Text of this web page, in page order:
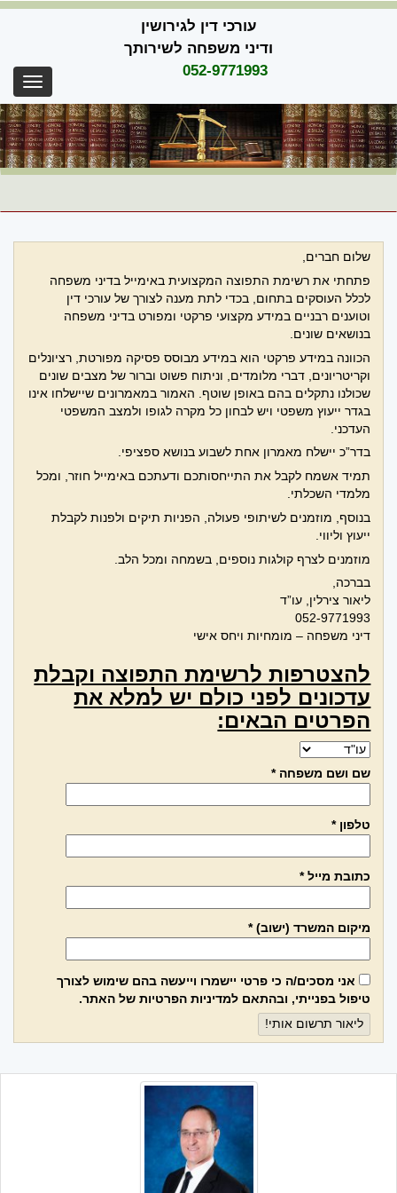
Skip
עורכי דין לגירושין
ודיני משפחה לשירותך
052-9771993
שלום חברים,
פתחתי את רשימת התפוצה המקצועית באימייל בדיני משפחה
לכלל העוסקים בתחום, בכדי לתת מענה לצורך של עורכי דין
וטוענים רבניים במידע מקצועי פרקטי ומפורט בדיני משפחה
בנושאים שונים.
הכוונה במידע פרקטי הוא במידע מבוסס פסיקה מפורטת, רציונלים
וקריטריונים, דברי מלומדים, וניתוח פשוט וברור של מצבים שונים
שכולנו נתקלים בהם באופן שוטף. האמור במאמרונים שיישלחו אינו
בגדר ייעוץ משפטי ויש לבחון כל מקרה לגופו ולמצב המשפטי
העדכני.
בדר”כ יישלח מאמרון אחת לשבוע בנושא ספציפי.
תמיד אשמח לקבל את התייחסותכם ודעתכם באימייל חוזר, ומכל
מלמדי השכלתי.
בנוסף, מוזמנים לשיתופי פעולה, הפניות תיקים ולפנות לקבלת
ייעוץ וליווי.
מוזמנים לצרף קולגות נוספים, בשמחה ומכל הלב.
בברכה,
ליאור צירלין, עו”ד
052-9771993
דיני משפחה – מומחיות ויחס אישי
להצטרפות לרשימת התפוצה וקבלת
עדכונים לפני כולם יש למלא את
הפרטים הבאים:
שם ושם משפחה *
טלפון *
כתובת מייל *
מיקום המשרד (ישוב) *
אני מסכים/ה כי פרטי יישמרו וייעשה בהם שימוש לצורך
טיפול בפנייתי, ובהתאם למדיניות הפרטיותשל האתר.